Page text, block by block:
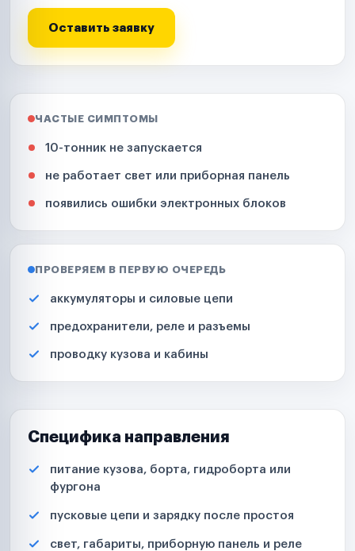
Оставить заявку
ЧАСТЫЕ СИМПТОМЫ
10-тонник не запускается
не работает свет или приборная панель
появились ошибки электронных блоков
ПРОВЕРЯЕМ В ПЕРВУЮ ОЧЕРЕДЬ
аккумуляторы и силовые цепи
предохранители, реле и разъемы
проводку кузова и кабины
Специфика направления
питание кузова, борта, гидроборта или
фургона
пусковые цепи и зарядку после простоя
свет, габариты, приборную панель и реле